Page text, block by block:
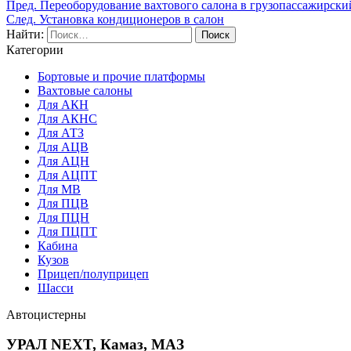
Пред. Переоборудование вахтового салона в
След. Установка кондиционеров в салон
Найти:
Категории
Бортовые и прочие платформы
Вахтовые салоны
Для АКН
Для АКНС
Для АТЗ
Для АЦВ
Для АЦН
Для АЦПТ
Для МВ
Для ПЦВ
Для ПЦН
Для ПЦПТ
Кабина
Кузов
Прицеп/полуприцеп
Шасси
Автоцистерны
УРАЛ NEXT, Камаз, МАЗ